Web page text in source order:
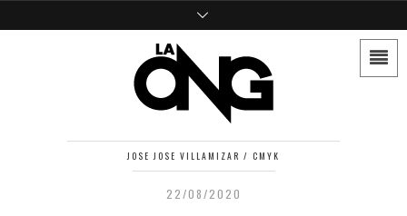
JOSE JOSE VILLAMIZAR / CMYK
22/08/2020